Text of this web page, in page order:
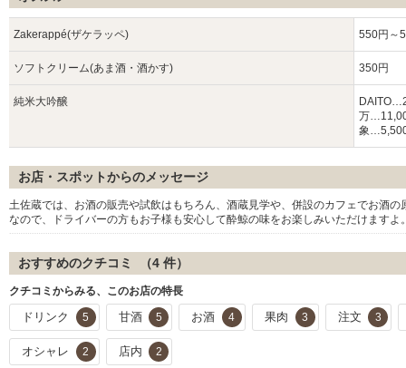
Zakerappé(ザケラッペ) 550円～
ソフトクリーム(あま酒・酒かす) 350円
純米大吟醸
万
象
お店・スポットからのメッセージ
土佐蔵では、お酒の販売や試飲はもちろん、酒蔵見学や、併設のカフェでお酒
なので、ドライバーの方もお子様も安心して酔鯨の味をお楽しみいただけますよ
おすすめのクチコミ （4 件）
クチコミからみる、このお店の特長
ドリンク 5 甘酒 5 お酒 4 果肉 3 注文 3
オシャレ 2 店内 2